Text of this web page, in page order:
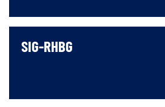
SIG-RHBG